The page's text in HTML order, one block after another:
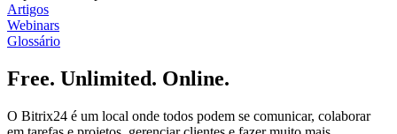
Artigos
Webinars
Glossário
Free. Unlimited. Online.
O Bitrix24 é um local onde todos podem se comunicar, colaborar